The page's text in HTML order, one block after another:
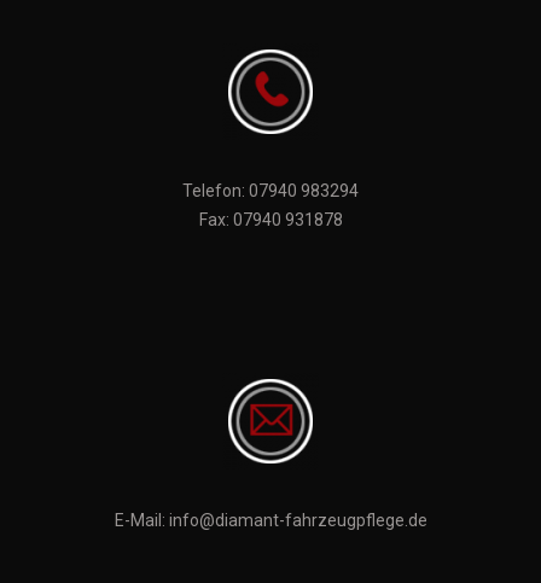
Telefon: 07940 983294
Fax: 07940 931878
E-Mail: info@diamant-fahrzeugpflege.de